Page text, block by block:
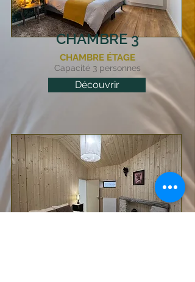
CHAMBRE 3
CHAMBRE ÉTAGE
Capacité 3personnes
Découvrir